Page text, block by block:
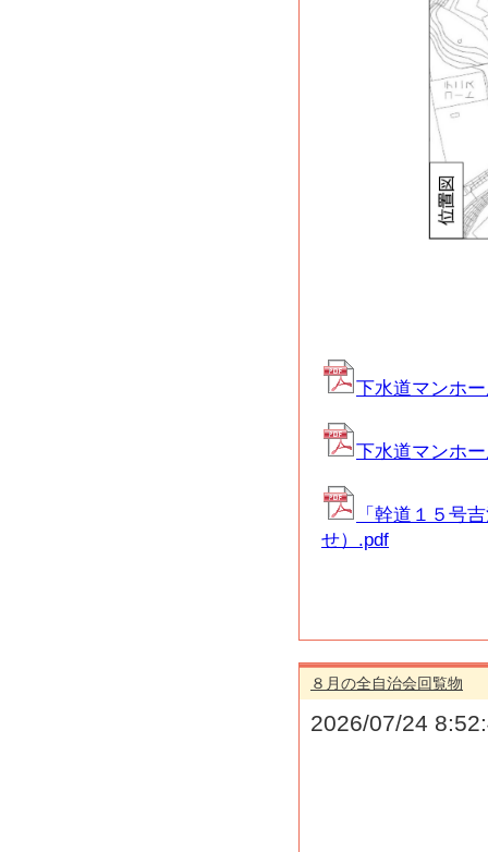
下水道マンホ
下水道マンホ
「幹道１５号
せ）.pdf
８月の全自治会回覧物
2026/07/24